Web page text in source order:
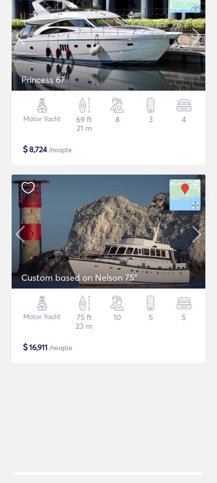
Princess 67
Motor Yacht
69 ft
21 m
8 3 4
$8,724/noapte
Custom based on Nelson 75"
Motor Yacht
75 ft
23 m
10 5 5
$16,911 /noapte